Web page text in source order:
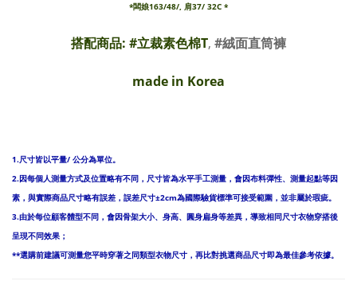
*闆娘163/48/, 肩37/ 32C *
搭配商品: #立裁素色棉T, #絨面直筒褲
made in Korea
1.尺寸皆以平量/ 公分為單位。
2.因每個人測量方式及位置略有不同，尺寸皆為水平手工測量，會因布料彈性、測量起點等因
素，與實際商品尺寸略有誤差，誤差尺寸±2cm為國際驗貨標準可接受範圍，並非屬於瑕疵。
3.由於每位顧客體型不同，會因骨架大小、身高、圓身扁身等差異，導致相同尺寸衣物穿搭後
呈現不同效果；
**選購前建議可測量您平時穿著之同類型衣物尺寸，再比對挑選商品尺寸即為最佳參考依據。